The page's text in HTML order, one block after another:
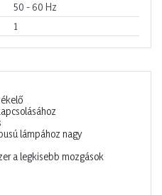
50 - 60 Hz
1
lámpához nagy
a legkisebb mozgások